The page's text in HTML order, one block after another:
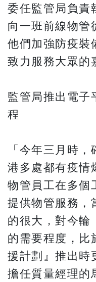
委任監管局負責
向一班前線物管
他們加強防疫裝
致力服務大眾的
監管局推出電
程
「今年三月時
港多處都有疫情
物管員工在多個
提供物管服務，
的很大，對今輪
的需要程度，
援計劃』推出時
擔任質量經理的